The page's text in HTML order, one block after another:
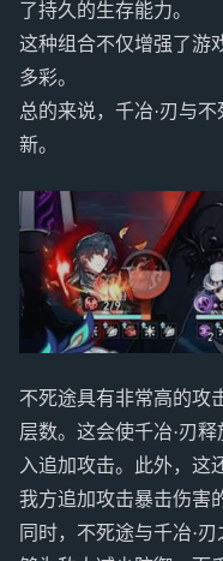
了持久的生存能力。
这种组合不仅增强了游
多彩。
总的来说，千冶·刃与
新。
不死途具有非常高的攻
层数。这会使千冶·刃
入追加攻击。此外，这
我方追加攻击暴击伤害
同时，不死途与千冶·